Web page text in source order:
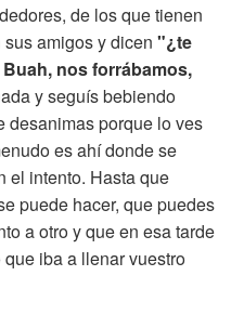
de los que tienen
amigos y dicen "¿te
nos forrábamos,
y seguís bebiendo
desanimas porque lo ves
es ahí donde se
el intento. Hasta que
puede hacer, que puedes
a otro y que en esa tarde
iba a llenar vuestro